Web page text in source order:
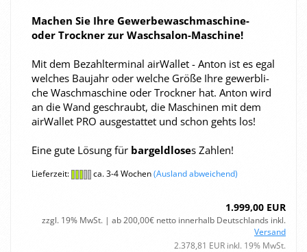
Ma­chen Sie Ihre Gewerbewaschmaschine-​
oder Trock­ner zur Waschsalon-​Maschine!
Mit dem Be­zahl­ter­mi­nal air­Wal­let - Anton ist es egal
wel­ches Bau­jahr oder wel­che Größe Ihre ge­werb­li­
che Wasch­ma­schi­ne oder Trock­ner hat. Anton wird
an die Wand ge­schraubt, die Ma­schi­nen mit dem
air­Wal­let PRO aus­ge­stat­tet und schon gehts los!
Eine gute Lö­sung für bar­geld­lo­ses Zah­len!
Lieferzeit: ca. 3-4 Wochen(Ausland abweichend)
1.999,00 EUR
zzgl. 19% MwSt. | ab 200,00€ netto innerhalb Deutschlands inkl.
Versand
2.378,81 EUR inkl. 19% MwSt.